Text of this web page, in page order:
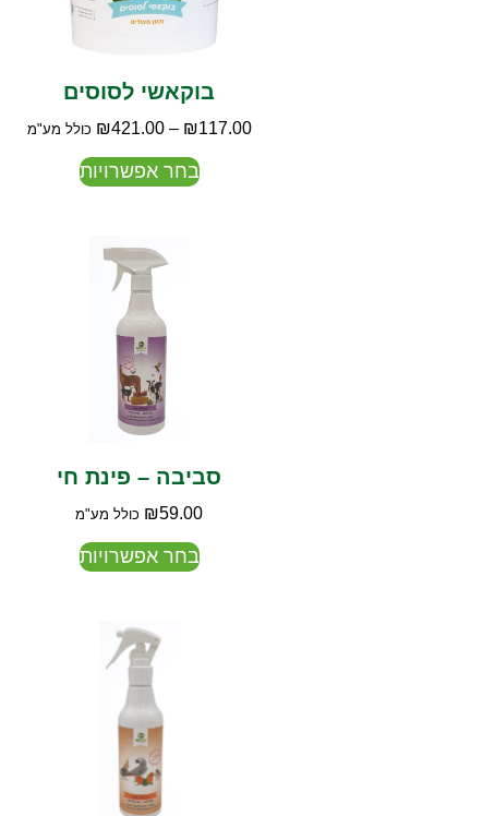
בוקאשי לסוסים
₪117.00
–
₪421.00 כולל מע"מ
בחר אפשרויות
סביבה – פינת חי
₪59.00 כולל מע"מ
בחר אפשרויות